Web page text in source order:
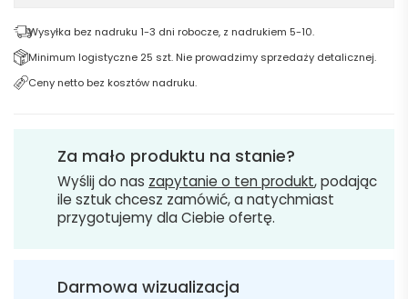
Wysyłka bez nadruku 1-3 dni robocze, z nadrukiem 5-10.
Minimum logistyczne 25 szt. Nie prowadzimy sprzedaży detalicznej.
Ceny netto bez kosztów nadruku.
Za mało produktu na stanie?
Wyślij do nas zapytanie o ten produkt, podając
ile sztuk chcesz zamówić, a natychmiast
przygotujemy dla Ciebie ofertę.
Darmowa wizualizacja